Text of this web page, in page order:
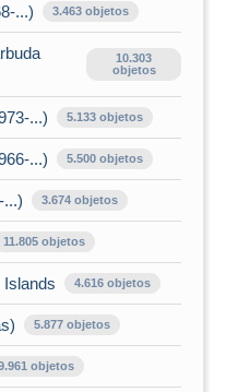
...) 3.463 objetos
10.303
objetos
...) 5.133 objetos
...) 5.500 objetos
...) 3.674 objetos
11.805 objetos
Islands 4.616 objetos
5.877 objetos
objetos